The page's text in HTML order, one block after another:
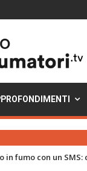
in fumo con un